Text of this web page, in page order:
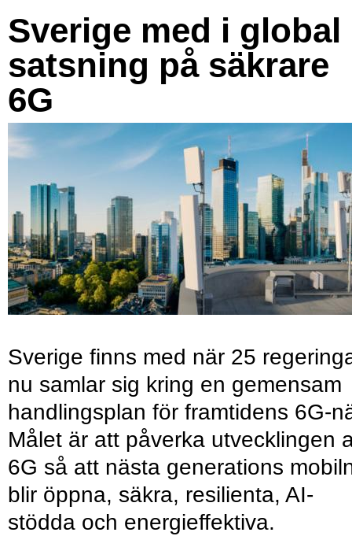
Sverige med i global
satsning på säkrare
6G
Sverige finns med när 25
nu samlar sig kring en gemensam
handlingsplan för framtidens 6G-
Målet är att påverka utvecklingen
6G så att nästa generations
blir öppna, säkra, resilienta, AI-
stödda och energieffektiva.